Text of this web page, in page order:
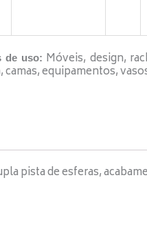
de uso: Móveis, design,
camas, equipamentos,
pista de esferas,